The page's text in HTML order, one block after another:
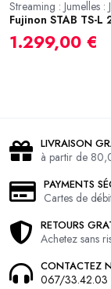
Streaming : Jumelles :
Fujinon STAB TS-L
1.299,00 €
LIVRAISON
à partir de
PAYMENTS
Cartes de
RETOURS
Achetez sans
CONTACTEZ
067/33.42.03